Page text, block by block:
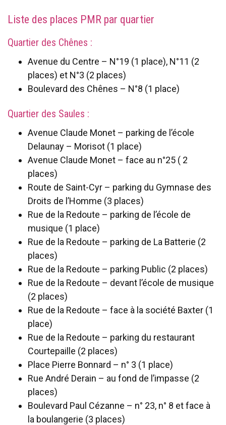
Liste des places PMR par quartier
Quartier des Chênes :
Avenue du Centre – N°19 (1 place), N°11 (2
places) et N°3 (2 places)
Boulevard des Chênes – N°8 (1 place)
Quartier des Saules :
Avenue Claude Monet – parking de l’école
Delaunay – Morisot (1 place)
Avenue Claude Monet – face au n°25 ( 2
places)
Route de Saint-Cyr – parking du Gymnase des
Droits de l’Homme (3 places)
Rue de la Redoute – parking de l’école de
musique (1 place)
Rue de la Redoute – parking de La Batterie (2
places)
Rue de la Redoute – parking Public (2 places)
Rue de la Redoute – devant l’école de musique
(2 places)
Rue de la Redoute – face à la société Baxter (1
place)
Rue de la Redoute – parking du restaurant
Courtepaille (2 places)
Place Pierre Bonnard – n° 3 (1 place)
Rue André Derain – au fond de l’impasse (2
places)
Boulevard Paul Cézanne – n° 23, n° 8 et face à
la boulangerie (3 places)